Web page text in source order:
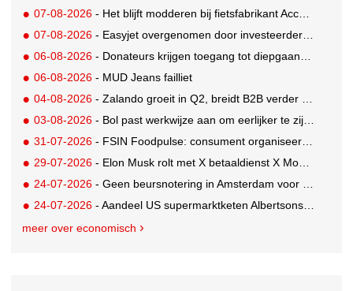
07-08-2026 - Het blijft modderen bij fietsfabrikant Accell. Krijgt uitstel van betaling
07-08-2026 - Easyjet overgenomen door investeerder Apollo
06-08-2026 - Donateurs krijgen toegang tot diepgaandere informatie over goede doelen
06-08-2026 - MUD Jeans failliet
04-08-2026 - Zalando groeit in Q2, breidt B2B verder uit en innoveert met AI
03-08-2026 - Bol past werkwijze aan om eerlijker te zijn naar verkopers en consumenten
31-07-2026 - FSIN Foodpulse: consument organiseert eet- en koopgedrag bewuster
29-07-2026 - Elon Musk rolt met X betaaldienst X Money uit in VS: zorgen in Washington
24-07-2026 - Geen beursnotering in Amsterdam voor nieuw concern voedingsmerken Unilever
24-07-2026 - Aandeel US supermarktketen Albertsons daalt 21%. Volgt Ahold Delhaize?
meer over economisch